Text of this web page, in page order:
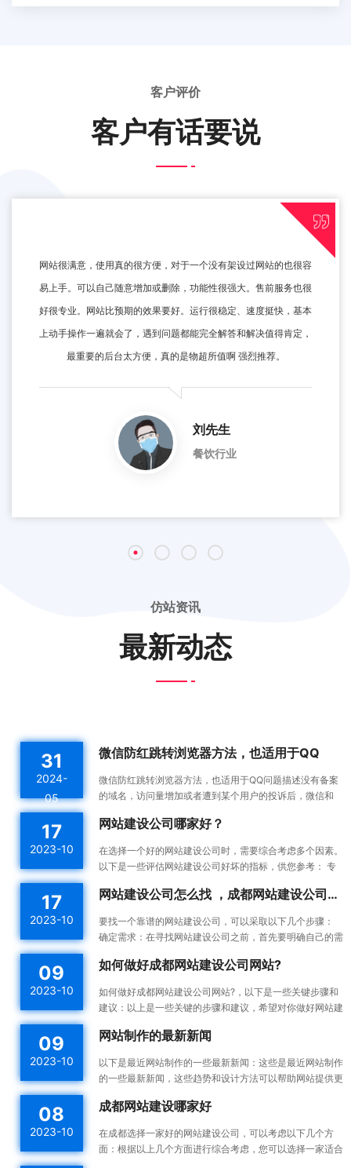
客户评价
客户有话要说
网站很满意，使用真的很方便，对于一个没有架设过网站的也很容
易上手。可以自己随意增加或删除，功能性很强大。售前服务也很
好很专业。网站比预期的效果要好。运行很稳定、速度挺快，基本
上动手操作一遍就会了，遇到问题都能完全解答和解决值得肯定，
最重要的后台太方便，真的是物超所值啊 强烈推荐。
刘先生
餐饮行业
仿站资讯
最新动态
31
2024-
05
微信防红跳转浏览器方法，也适用于QQ
微信防红跳转浏览器方法，也适用于QQ问题描述没有备案
的域名，访问量增加或者遭到某个用户的投诉后，微信和
单。这...
17
2023-10
网站建设公司哪家好？
在选择一个好的网站建设公司时，需要综合考虑多个因素。
以下是一些评估网站建设公司好坏的指标，供您参考： 专
17
2023-10
网站建设公司怎么找 ，成都网站建设公司做网站靠谱吗
要找一个靠谱的网站建设公司，可以采取以下几个步骤：
确定需求：在寻找网站建设公司之前，首先要明确自己的需
09
2023-10
如何做好成都网站建设公司网站?
如何做好成都网站建设公司网站?，以下是一些关键步骤和
建议：以上是一些关键的步骤和建议，希望对你做好网站建
你的...
09
2023-10
网站制作的最新新闻
以下是最近网站制作的一些最新新闻：这些是最近网站制作
的一些最新新闻，这些趋势和设计方法可以帮助网站提供更
计：...
08
2023-10
成都网站建设哪家好
在成都选择一家好的网站建设公司，可以考虑以下几个方
面：根据以上几个方面进行综合考虑，您可以选择一家适合